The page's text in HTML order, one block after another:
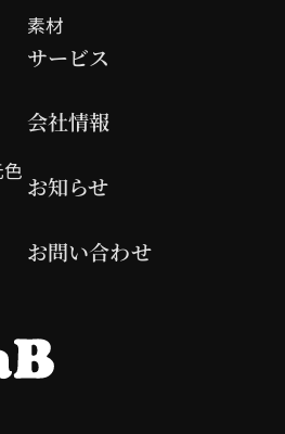
素材
サービス
会社情報
お知らせ
お問い合わせ